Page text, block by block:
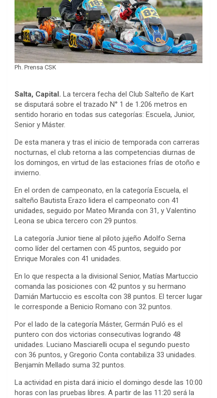
Ph. Prensa CSK
Salta, Capital. La tercera fecha del Club Salteño de Kart
se disputará sobre el trazado N° 1 de 1.206 metros en
sentido horario en todas sus categorías: Escuela, Junior,
Senior y Máster.
De esta manera y tras el inicio de temporada con carreras
nocturnas, el club retorna a las competencias diurnas de
los domingos, en virtud de las estaciones frías de otoño e
invierno.
En el orden de campeonato, en la categoría Escuela, el
salteño Bautista Erazo lidera el campeonato con 41
unidades, seguido por Mateo Miranda con 31, y Valentino
Leona se ubica tercero con 29 puntos.
La categoría Junior tiene al piloto jujeño Adolfo Serna
como líder del certamen con 45 puntos, seguido por
Enrique Morales con 41 unidades.
En lo que respecta a la divisional Senior, Matías Martuccio
comanda las posiciones con 42 puntos y su hermano
Damián Martuccio es escolta con 38 puntos. El tercer lugar
le corresponde a Benicio Romano con 32 puntos.
Por el lado de la categoría Máster, Germán Puló es el
puntero con dos victorias consecutivas logrando 48
unidades. Luciano Masciarelli ocupa el segundo puesto
con 36 puntos, y Gregorio Conta contabiliza 33 unidades.
Benjamín Mellado suma 32 puntos.
La actividad en pista dará inicio el domingo desde las 10:00
horas con las pruebas libres. A partir de las 11:20 será la